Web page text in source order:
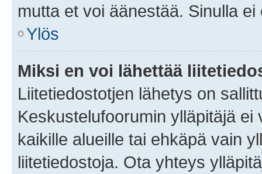
mutta et voi äänestää. Sinulla
Ylös
Miksi en voi lähettää
Liitetiedostotjen lähetys on
Keskustelufoorumin ylläpitäjä
kaikille alueille tai ehkäpä vain
liitetiedostoja. Ota yhteys